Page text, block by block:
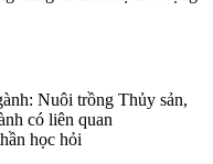
Nuôi trồng Thủy sản,
có liên quan
học hỏi